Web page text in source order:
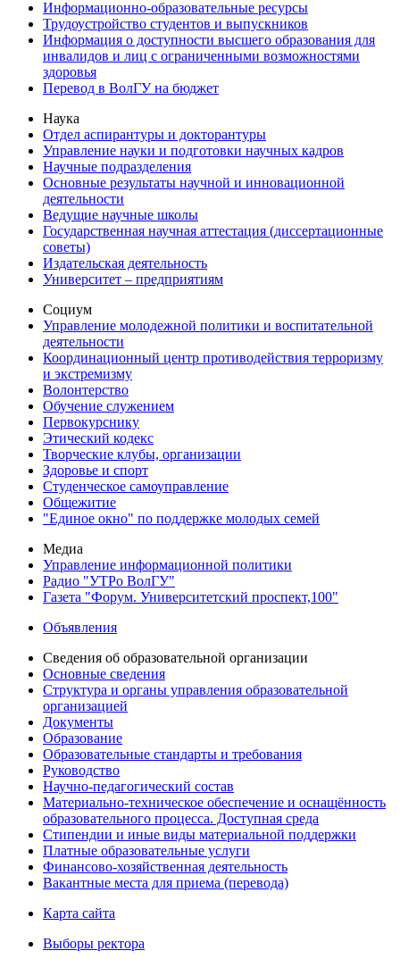
Информационно-образовательные ресурсы
Трудоустройство студентов и выпускников
Информация о доступности высшего образования для
инвалидов и лиц с ограниченными возможностями
здоровья
Перевод в ВолГУ на бюджет
Наука
Отдел аспирантуры и докторантуры
Управление науки и подготовки научных кадров
Научные подразделения
Основные результаты научной и инновационной
деятельности
Ведущие научные школы
Государственная научная аттестация (диссертационные
советы)
Издательская деятельность
Университет – предприятиям
Социум
Управление молодежной политики и воспитательной
деятельности
Координационный центр противодействия терроризму
и экстремизму
Волонтерство
Обучение служением
Первокурснику
Этический кодекс
Творческие клубы, организации
Здоровье и спорт
Студенческое самоуправление
Общежитие
"Единое окно" по поддержке молодых семей
Медиа
Управление информационной политики
Радио "УТРо ВолГУ"
Газета "Форум. Университетский проспект,100"
Объявления
Сведения об образовательной организации
Основные сведения
Структура и органы управления образовательной
организацией
Документы
Образование
Образовательные стандарты и требования
Руководство
Научно-педагогический состав
Материально-техническое обеспечение и оснащённость
образовательного процесса. Доступная среда
Стипендии и иные виды материальной поддержки
Платные образовательные услуги
Финансово-хозяйственная деятельность
Вакантные места для приема (перевода)
Карта сайта
Выборы ректора